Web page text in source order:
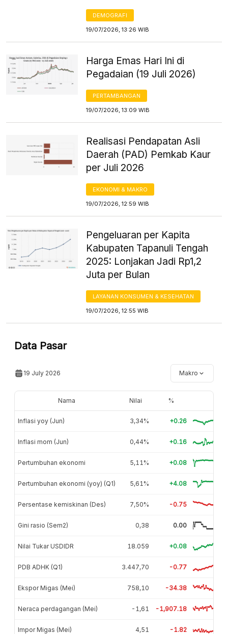
DEMOGRAFI
19/07/2026, 13:26 WIB
Harga Emas Hari Ini di
Pegadaian (19 Juli 2026)
PERTAMBANGAN
19/07/2026, 13:09 WIB
Realisasi Pendapatan Asli
Daerah (PAD) Pemkab Kaur
per Juli 2026
EKONOMI & MAKRO
19/07/2026, 12:59 WIB
Pengeluaran per Kapita
Kabupaten Tapanuli Tengah
2025: Lonjakan Jadi Rp1,2
Juta per Bulan
LAYANAN KONSUMEN & KESEHATAN
19/07/2026, 12:55 WIB
Data Pasar
19 July 2026 Makro
Nama Nilai %
Inflasi yoy (Jun) 3,34% +0.26
Inflasi mom (Jun) 0,44% +0.16
Pertumbuhan ekonomi 5,11% +0.08
Pertumbuhan ekonomi (yoy) (Q1) 5,61% +4.08
Persentase kemiskinan (Des) 7,50% -0.75
Gini rasio (Sem2) 0,38 0.00
Nilai Tukar USDIDR 18.059 +0.08
PDB ADHK (Q1) 3.447,70 -0.77
Ekspor Migas (Mei) 758,10 -34.38
Neraca perdagangan (Mei) -1,61 -1,907.18
Impor Migas (Mei) 4,51 -1.82